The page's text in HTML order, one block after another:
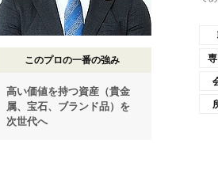
このプロの一番の強み
高い価値を持つ資産（貴金
属、宝石、ブランド品）を
次世代へ